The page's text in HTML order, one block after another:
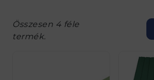
Összesen 4 féle
termék.